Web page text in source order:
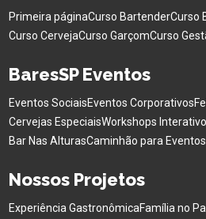
Primeira páginaCurso BartenderCurso
Curso CervejaCurso GarçomCurso
BaresSP Eventos
Eventos SociaisEventos Corporativos
Cervejas EspeciaisWorkshops Interativo
Bar Nas AlturasCaminhão para Eventos
Nossos Projetos
Experiência GastronômicaFamília no